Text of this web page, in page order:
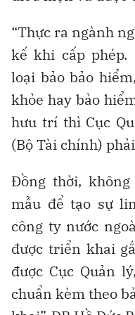
“Thực ra ngành
kế khi cấp phép.
loại bảo bảo
khỏe hay bảo
hưu trí thì Cục
(Bộ Tài chính)
Đồng thời,
mẫu để tạo sự
công ty nước
được triển khai
được Cục Quản
chuẩn kèm theo